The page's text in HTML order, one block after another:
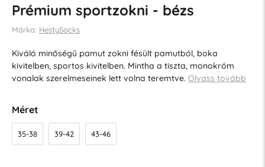
Prémium sportzokni - bézs
Márka: HestySocks
Kiváló minőségű pamut zokni fésült pamutból, boka
kivitelben, sportos kivitelben. Mintha a tiszta, monokróm
vonalak szerelmeseinek lett volna teremtve. Olvass tovább
Méret
35-38 39-42 43-46